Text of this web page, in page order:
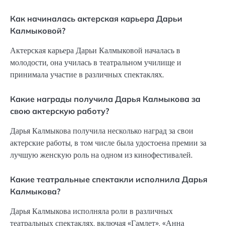
Как начиналась актерская карьера Дарьи
Калмыковой?
Актерская карьера Дарьи Калмыковой началась в
молодости, она училась в театральном училище и
принимала участие в различных спектаклях.
Какие награды получила Дарья Калмыкова за
свою актерскую работу?
Дарья Калмыкова получила несколько наград за свои
актерские работы, в том числе была удостоена премии за
лучшую женскую роль на одном из кинофестивалей.
Какие театральные спектакли исполнила Дарья
Калмыкова?
Дарья Калмыкова исполняла роли в различных
театральных спектаклях, включая «Гамлет», «Анна